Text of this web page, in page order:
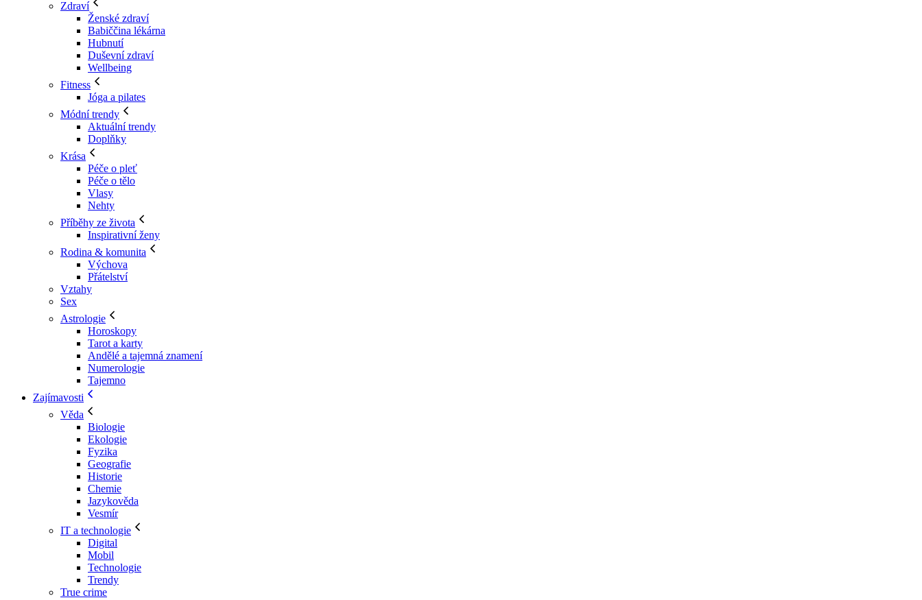
Zdraví
Ženské zdraví
Babiččina lékárna
Hubnutí
Duševní zdraví
Wellbeing
Fitness
Jóga a pilates
Módní trendy
Aktuální trendy
Doplňky
Krása
Péče o pleť
Péče o tělo
Vlasy
Nehty
Příběhy ze života
Inspirativní ženy
Rodina & komunita
Výchova
Přátelství
Vztahy
Sex
Astrologie
Horoskopy
Tarot a karty
Andělé a tajemná znamení
Numerologie
Tajemno
Zajímavosti
Věda
Biologie
Ekologie
Fyzika
Geografie
Historie
Chemie
Jazykověda
Vesmír
IT a technologie
Digital
Mobil
Technologie
Trendy
True crime